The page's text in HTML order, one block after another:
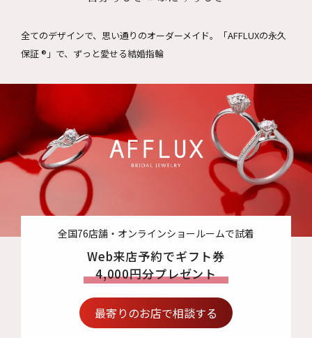
全てのデザインで、思い通りのオーダーメイド。
「AFFLUXの永久
保証 ®」で、ずっと愛せる結婚指輪
全国76店舗・オンラインショールームで試着
Web来店予約でギフト券
4,000円分プレゼント
最寄りのお店で相談する